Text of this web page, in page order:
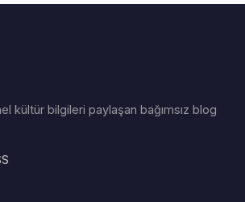
kültür bilgileri paylaşan bağımsız blog